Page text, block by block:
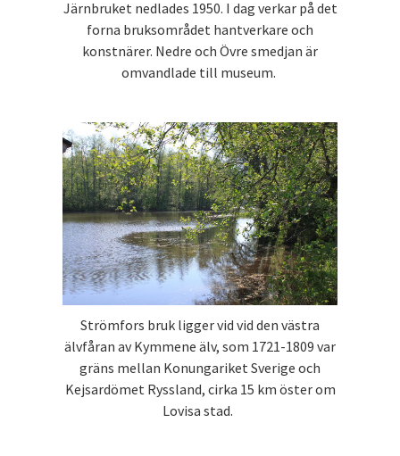
Järnbruket nedlades 1950. I dag verkar på det
forna bruksområdet hantverkare och
konstnärer. Nedre och Övre smedjan är
omvandlade till museum.
Strömfors bruk ligger vid vid den västra
älvfåran av Kymmene älv, som 1721-1809 var
gräns mellan Konungariket Sverige och
Kejsardömet Ryssland, cirka 15 km öster om
Lovisa stad.